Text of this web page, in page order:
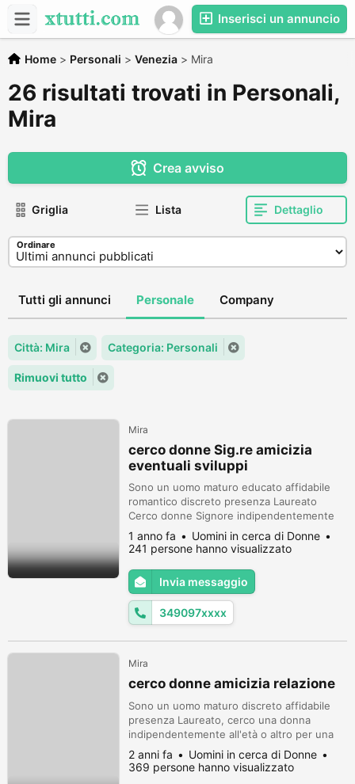
Inserisci un annuncio
Home > Personali > Venezia > Mira
26 risultati trovati in Personali,
Mira
Crea avviso
Griglia Lista Dettaglio
Ordinare
Tutti gli annunci Personale Company
Città: Mira Categoria: Personali
Rimuovi tutto
Mira
cerco donne Sig.re amicizia
eventuali sviluppi
Sono un uomo maturo educato affidabile
romantico discreto presenza Laureato
Cerco donne Signore indipendentemente
all'età o altro, per amicizia eventuali
sviluppi. In attesa di una risposta con un
piccolo bacio da.. Roberto
1 anno fa
Uomini in cerca di Donne
241 persone hanno visualizzato
Invia messaggio
349097xxxx
Mira
cerco donne amicizia relazione
Sono un uomo maturo discreto affidabile
presenza Laureato, cerco una donna
indipendentemente all'età o altro per una
buona sana amicizia eventuali sviluppi. In
attesa di una gradita risposta Porgo distinti
saluti Roberto
2 anni fa
Uomini in cerca di Donne
369 persone hanno visualizzato